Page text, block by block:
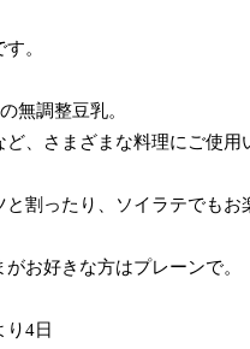
。
無調整豆乳。
ど、さまざまな料理にご使用
と割ったり、ソイラテでもお
お好きな方はプレーンで。
り4日